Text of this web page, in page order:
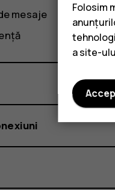
mesaje
Folosim
a site-